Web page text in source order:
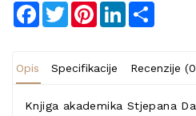
Facebook
TwitterPinterestLinkedIn
Opis Specifikacije Recenzije
Knjiga akademika Stjepana